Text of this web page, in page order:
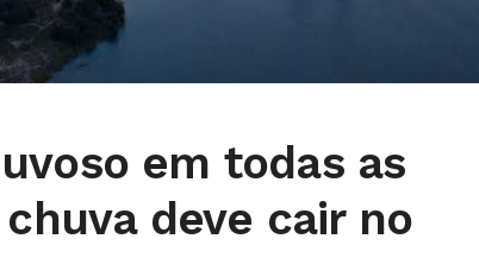
em todas as
deve cair no